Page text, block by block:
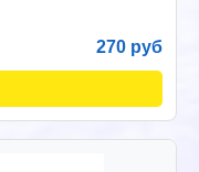
270 руб